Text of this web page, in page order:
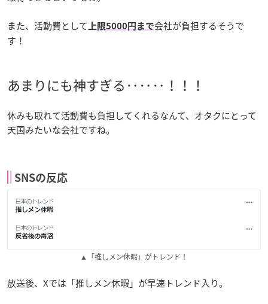
また、活動費として 上限5000円まで会社が負担するそうで
す！
あまりにも神すぎる‥‥‥！！！
休みも取れて活動費も負担してくれるなんて、オタクにとって
天国みたいな会社ですね。
SNSの反応
▲「推しメン休暇」がトレンド！
放送後、Xでは「推しメン休暇」が早速トレンド入り。